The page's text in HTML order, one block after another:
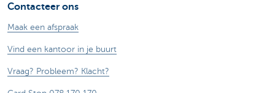
Contacteer ons
Maak een afspraak
Vind een kantoor in je buurt
Vraag? Probleem? Klacht?